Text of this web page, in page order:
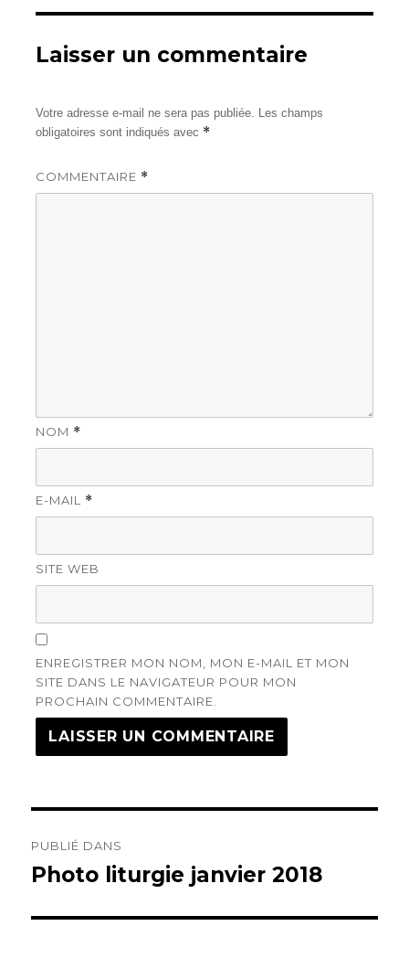
Laisser un commentaire
Votre adresse e-mail ne sera pas publiée. Les champs
obligatoires sont indiqués avec *
COMMENTAIRE *
NOM *
E-MAIL *
SITE WEB
ENREGISTRER MON NOM, MON E-MAIL ET MON
SITE DANS LE NAVIGATEUR POUR MON
PROCHAIN COMMENTAIRE.
de
PUBLIÉ DANS
Photo liturgie janvier 2018